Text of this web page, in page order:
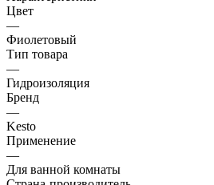
Цвет
—
Фиолетовый
Тип товара
—
Гидроизоляция
Бренд
—
Kesto
Применение
—
Для ванной комнаты